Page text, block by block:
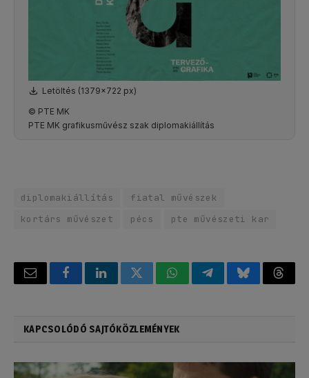
Letöltés (1379x722 px)
© PTE MK
PTE MK grafikusművész szak diplomakiállítás
diplomakiállítás
fiatal művészek
kortárs művészet
pécs pte művészeti kar
Email FacebookLinkedInTwitterWhatsAppTelegramBluesky
KAPCSOLÓDÓ SAJTÓKÖZLEMÉNYEK